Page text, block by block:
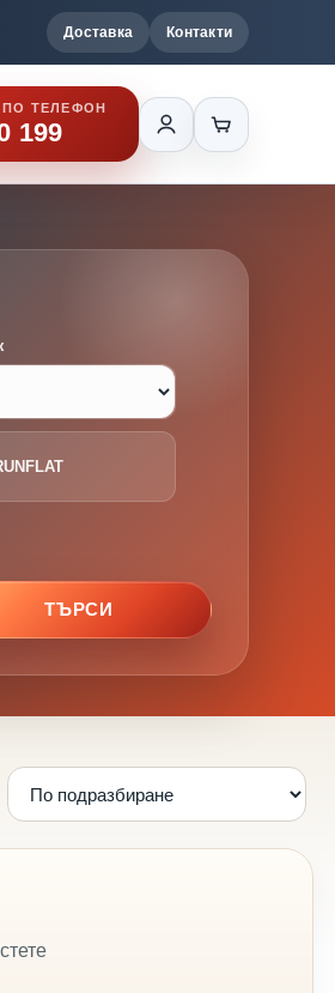
Доставка Контакти
ТЕЛЕФОН
199
ТЪРСИ